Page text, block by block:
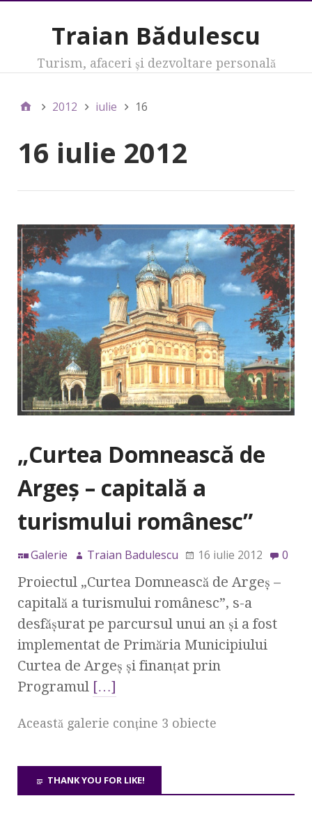
Traian Bădulescu
Turism, afaceri şi dezvoltare personală
2012 iulie 16
16 iulie 2012
„Curtea Domnească de
Argeş – capitală a
turismului românesc”
Galerie Traian Badulescu 16 iulie 2012 0
Proiectul „Curtea Domnească de Argeş –
capitală a turismului românesc”, s-a
desfăşurat pe parcursul unui an şi a fost
implementat de Primăria Municipiului
Curtea de Argeş şi finanţat prin
Programul […]
Această galerie conţine 3 obiecte
THANK YOU FOR LIKE!